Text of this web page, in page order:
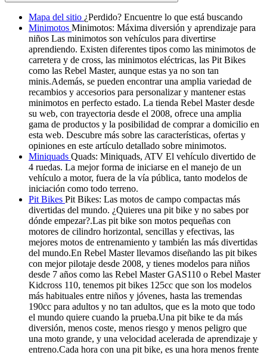
Mapa del sitio ¿Perdido? Encuentre lo que está buscando
Minimotos Minimotos: Máxima diversión y aprendizaje para
niños Las minimotos son vehículos para divertirse
aprendiendo. Existen diferentes tipos como las minimotos de
carretera y de cross, las minimotos eléctricas, las Pit Bikes
como las Rebel Master, aunque estas ya no son tan
minis.Además, se pueden encontrar una amplia variedad de
recambios y accesorios para personalizar y mantener estas
minimotos en perfecto estado. La tienda Rebel Master desde
su web, con trayectoria desde el 2008, ofrece una amplia
gama de productos y la posibilidad de comprar a domicilio en
esta web. Descubre más sobre las características, ofertas y
opiniones en este artículo detallado sobre minimotos.
Miniquads Quads: Miniquads, ATV El vehículo divertido de
4 ruedas. La mejor forma de iniciarse en el manejo de un
vehículo a motor, fuera de la vía pública, tanto modelos de
iniciación como todo terreno.
Pit Bikes Pit Bikes: Las motos de campo compactas más
divertidas del mundo. ¿Quieres una pit bike y no sabes por
dónde empezar?.Las pit bike son motos pequeñas con
motores de cilindro horizontal, sencillas y efectivas, las
mejores motos de entrenamiento y también las más divertidas
del mundo.En Rebel Master llevamos diseñando las pit bikes
con mejor pilotaje desde 2008, y tienes modelos para niños
desde 7 años como las Rebel Master GAS110 o Rebel Master
Kidcross 110, tenemos pit bikes 125cc que son los modelos
más habituales entre niños y jóvenes, hasta las tremendas
190cc para adultos y no tan adultos, que es la moto que todo
el mundo quiere cuando la prueba.Una pit bike te da más
diversión, menos coste, menos riesgo y menos peligro que
una moto grande, y una velocidad acelerada de aprendizaje y
entreno.Cada hora con una pit bike, es una hora menos frente